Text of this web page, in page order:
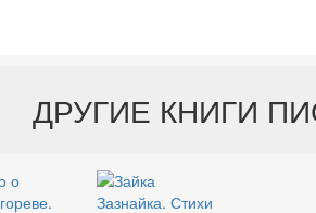
ДРУГИЕ КНИГИ